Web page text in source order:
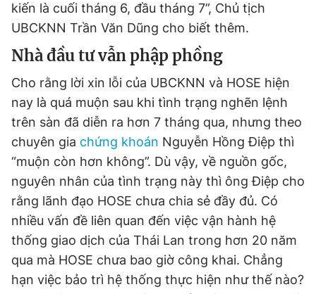
kiến là cuối tháng 6, đầu tháng 7”, Chủ tịch
UBCKNN Trần Văn Dũng cho biết thêm.
Nhà đầu tư vẫn phập phồng
Cho rằng lời xin lỗi của UBCKNN và HOSE hiện
nay là quá muộn sau khi tình trạng nghẽn lệnh
trên sàn đã diễn ra hơn 7 tháng qua, nhưng theo
chuyên gia chứng khoán Nguyễn Hồng Điệp thì
“muộn còn hơn không”. Dù vậy, về nguồn gốc,
nguyên nhân của tình trạng này thì ông Điệp cho
rằng lãnh đạo HOSE chưa chia sẻ đầy đủ. Có
nhiều vấn đề liên quan đến việc vận hành hệ
thống giao dịch của Thái Lan trong hơn 20 năm
qua mà HOSE chưa bao giờ công khai. Chẳng
hạn việc bảo trì hệ thống thực hiện như thế nào?